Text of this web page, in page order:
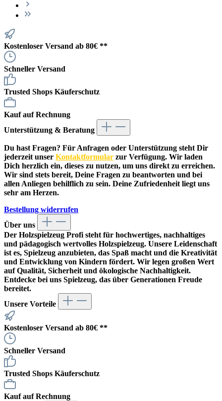
Kostenloser Versand ab 80€ **
Schneller Versand
Trusted Shops Käuferschutz
Kauf auf Rechnung
Unterstützung & Beratung
Du hast Fragen? Für Anfragen oder Unterstützung steht Dir
jederzeit unser Kontaktformular zur Verfügung. Wir laden
Dich herzlich ein, dieses zu nutzen, um uns direkt zu erreichen.
Wir sind stets bereit, Deine Fragen zu beantworten und bei
allen Anliegen behilflich zu sein. Deine Zufriedenheit liegt uns
sehr am Herzen.
Bestellung widerrufen
Über uns
Der Holzspielzeug Profi steht für hochwertiges, nachhaltiges
und pädagogisch wertvolles Holzspielzeug. Unsere Leidenschaft
ist es, Spielzeug anzubieten, das Spaß macht und die Kreativität
und Entwicklung von Kindern fördert. Wir legen großen Wert
auf Qualität, Sicherheit und ökologische Nachhaltigkeit.
Entdecke bei uns Spielzeug, das über Generationen Freude
bereitet.
Unsere Vorteile
Kostenloser Versand ab 80€ **
Schneller Versand
Trusted Shops Käuferschutz
Kauf auf Rechnung